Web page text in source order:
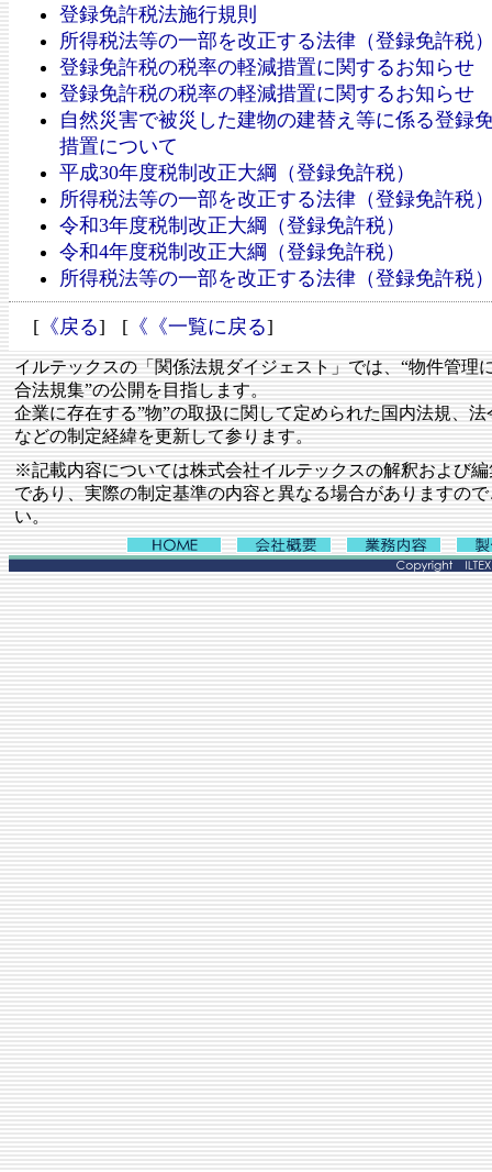
登録免許税法施行規則
所得税法等の一部を改正する法律（登録免許税
登録免許税の税率の軽減措置に関するお知らせ
登録免許税の税率の軽減措置に関するお知らせ
自然災害で被災した建物の建替え等に係る登録
措置について
平成30年度税制改正大綱（登録免許税）
所得税法等の一部を改正する法律（登録免許税
令和3年度税制改正大綱（登録免許税）
令和4年度税制改正大綱（登録免許税）
所得税法等の一部を改正する法律（登録免許税
[《戻る] [《《一覧に戻る]
イルテックスの「関係法規ダイジェスト」では、“物件管理
合法規集”の公開を目指します。
企業に存在する”物”の取扱に関して定められた国内法規、
などの制定経緯を更新して参ります。
※記載内容については株式会社イルテックスの解釈および
であり、実際の制定基準の内容と異なる場合がありますの
い。